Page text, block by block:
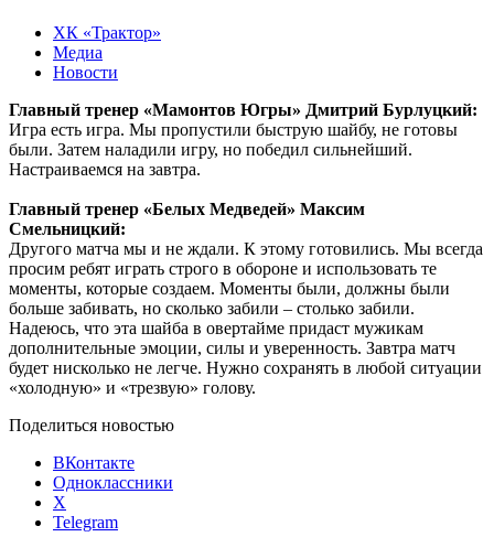
ХК «Трактор»
Медиа
Новости
Главный тренер «Мамонтов Югры» Дмитрий Бурлуцкий:
Игра есть игра. Мы пропустили быструю шайбу, не готовы
были. Затем наладили игру, но победил сильнейший.
Настраиваемся на завтра.
Главный тренер «Белых Медведей» Максим
Смельницкий:
Другого матча мы и не ждали. К этому готовились. Мы всегда
просим ребят играть строго в обороне и использовать те
моменты, которые создаем. Моменты были, должны были
больше забивать, но сколько забили – столько забили.
Надеюсь, что эта шайба в овертайме придаст мужикам
дополнительные эмоции, силы и уверенность. Завтра матч
будет нисколько не легче. Нужно сохранять в любой ситуации
«холодную» и «трезвую» голову.
Поделиться новостью
ВКонтакте
Одноклассники
X
Telegram